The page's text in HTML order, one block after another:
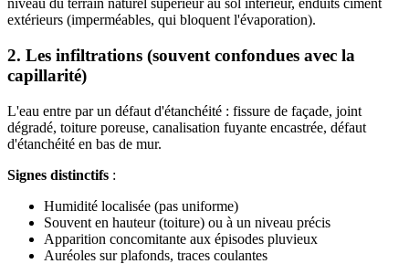
niveau du terrain naturel supérieur au sol intérieur, enduits ciment
extérieurs (imperméables, qui bloquent l'évaporation).
2. Les infiltrations (souvent confondues avec la
capillarité)
L'eau entre par un défaut d'étanchéité : fissure de façade, joint
dégradé, toiture poreuse, canalisation fuyante encastrée, défaut
d'étanchéité en bas de mur.
Signes distinctifs :
Humidité localisée (pas uniforme)
Souvent en hauteur (toiture) ou à un niveau précis
Apparition concomitante aux épisodes pluvieux
Auréoles sur plafonds, traces coulantes